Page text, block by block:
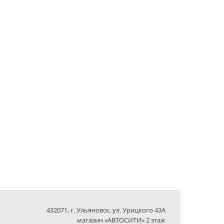
432071, г. Ульяновск, ул. Урицкого 43А
магазин «АВТОСИТИ» 2 этаж